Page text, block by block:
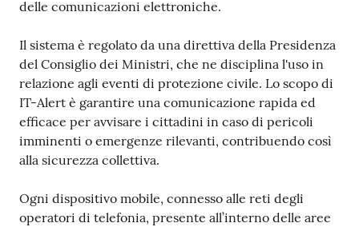
delle comunicazioni elettroniche.
Il sistema è regolato da una direttiva della Presidenza
del Consiglio dei Ministri, che ne disciplina l'uso in
relazione agli eventi di protezione civile. Lo scopo di
IT-Alert è garantire una comunicazione rapida ed
efficace per avvisare i cittadini in caso di pericoli
imminenti o emergenze rilevanti, contribuendo così
alla sicurezza collettiva.
Ogni dispositivo mobile, connesso alle reti degli
operatori di telefonia, presente all’interno delle aree